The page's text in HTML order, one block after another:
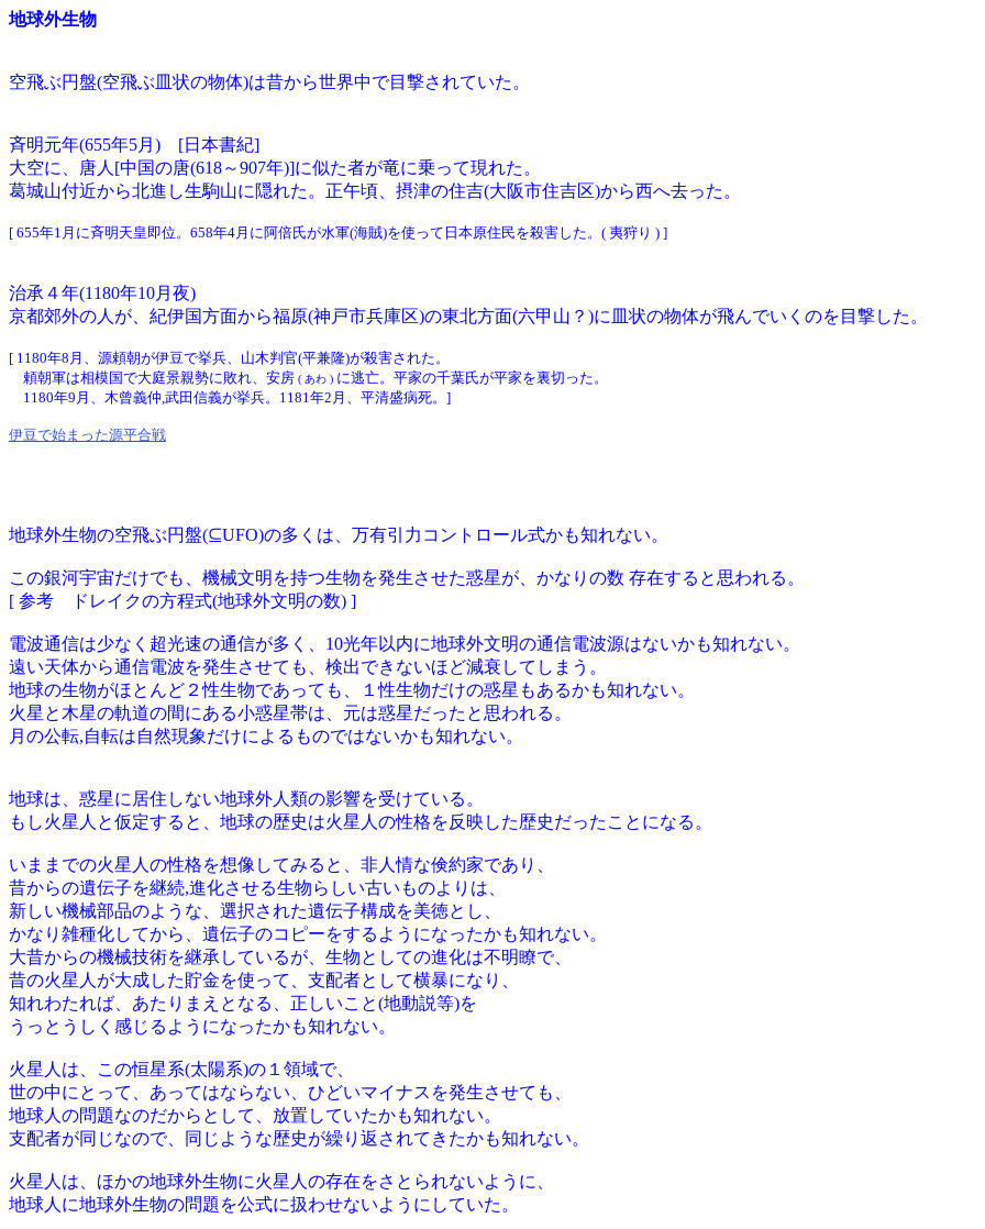
地球外生物
空飛ぶ円盤(空飛ぶ皿状の物体)は昔から世界中で目撃されていた。
斉明元年(655年5月) [日本書紀]
大空に、唐人[中国の唐(618～907年)]に似た者が竜に乗って現れた。
葛城山付近から北進し生駒山に隠れた。正午頃、摂津の住吉(大阪市住吉区)から西へ去った。
[ 655年1月に斉明天皇即位。658年4月に阿倍氏が水軍(海賊)を使って日本原住民を殺害した。( 夷狩り ) ]
治承４年(1180年10月夜)
京都郊外の人が、紀伊国方面から福原(神戸市兵庫区)の東北方面(六甲山？)に皿状の物体が飛んでいくのを目撃した。
[ 1180年8月、源頼朝が伊豆で挙兵、山木判官(平兼隆)が殺害された。
頼朝軍は相模国で大庭景親勢に敗れ、安房 ( あわ ) に逃亡。平家の千葉氏が平家を裏切った。
1180年9月、木曾義仲,武田信義が挙兵。1181年2月、平清盛病死。]
伊豆で始まった源平合戦
地球外生物の空飛ぶ円盤(⊆UFO)の多くは、万有引力コントロール式かも知れない。
この銀河宇宙だけでも、機械文明を持つ生物を発生させた惑星が、かなりの数 存在すると思われる。
[ 参考 ドレイクの方程式(地球外文明の数) ]
電波通信は少なく超光速の通信が多く、10光年以内に地球外文明の通信電波源はないかも知れない。
遠い天体から通信電波を発生させても、検出できないほど減衰してしまう。
地球の生物がほとんど２性生物であっても、１性生物だけの惑星もあるかも知れない。
火星と木星の軌道の間にある小惑星帯は、元は惑星だったと思われる。
月の公転,自転は自然現象だけによるものではないかも知れない。
地球は、惑星に居住しない地球外人類の影響を受けている。
もし火星人と仮定すると、地球の歴史は火星人の性格を反映した歴史だったことになる。
いままでの火星人の性格を想像してみると、非人情な倹約家であり、
昔からの遺伝子を継続,進化させる生物らしい古いものよりは、
新しい機械部品のような、選択された遺伝子構成を美徳とし、
かなり雑種化してから、遺伝子のコピーをするようになったかも知れない。
大昔からの機械技術を継承しているが、生物としての進化は不明瞭で、
昔の火星人が大成した貯金を使って、支配者として横暴になり、
知れわたれば、あたりまえとなる、正しいこと(地動説等)を
うっとうしく感じるようになったかも知れない。
火星人は、この恒星系(太陽系)の１領域で、
世の中にとって、あってはならない、ひどいマイナスを発生させても、
地球人の問題なのだからとして、放置していたかも知れない。
支配者が同じなので、同じような歴史が繰り返されてきたかも知れない。
火星人は、ほかの地球外生物に火星人の存在をさとられないように、
地球人に地球外生物の問題を公式に扱わせないようにしていた。